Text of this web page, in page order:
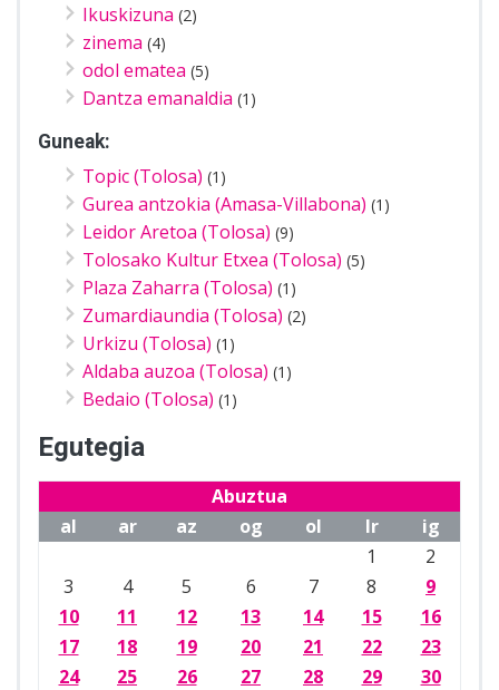
Ikuskizuna (2)
zinema (4)
odol ematea (5)
Dantza emanaldia (1)
Guneak:
Topic (Tolosa) (1)
Gurea antzokia (Amasa-Villabona) (1)
Leidor Aretoa (Tolosa) (9)
Tolosako Kultur Etxea (Tolosa) (5)
Plaza Zaharra (Tolosa) (1)
Zumardiaundia (Tolosa) (2)
Urkizu (Tolosa) (1)
Aldaba auzoa (Tolosa) (1)
Bedaio (Tolosa) (1)
Egutegia
Abuztua
al
ar az og ol lr
ig
1
2
3
4 5 6 7 8
9
10
11 12 13 14 15
16
17
18 19 20 21 22
23
24
25 26 27 28 29
30